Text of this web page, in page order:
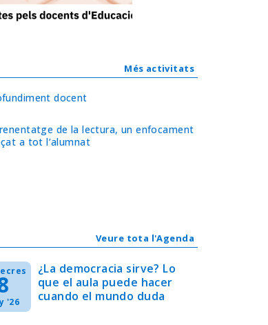
docent
de la lectura, un enfocament
a tot l’alumnat
Més activitats
'26
¿La democracia sirve? Lo
que el aula puede hacer
cuando el mundo duda
Veure tota l'Agenda